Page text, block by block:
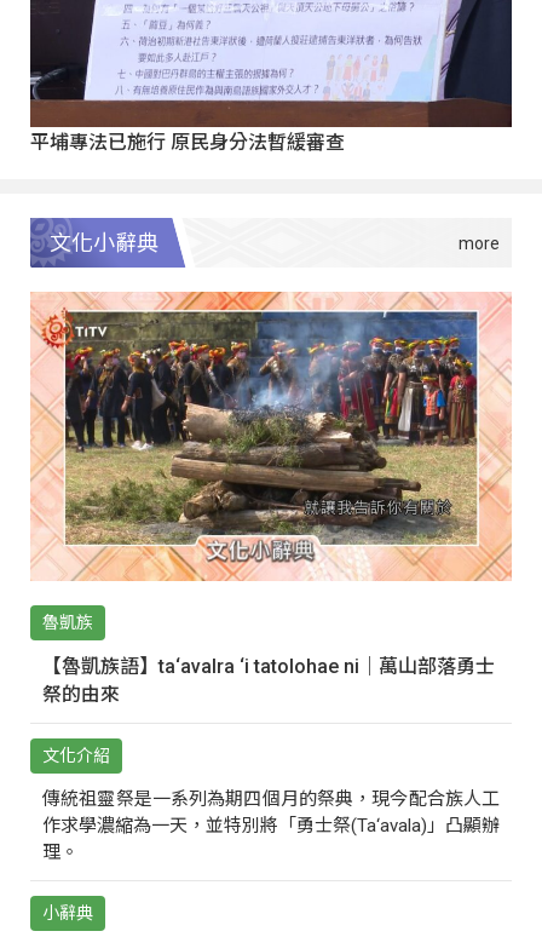
平埔專法已施行 原民身分法暫緩審查
文化小辭典
魯凱族
【魯凱族語】ta‘avalra ‘i tatolohae ni｜萬山部落勇士
祭的由來
文化介紹
傳統祖靈祭是一系列為期四個月的祭典，現今配合族人工
作求學濃縮為一天，並特別將「勇士祭(Ta‘avala)」凸顯辦
理。
小辭典